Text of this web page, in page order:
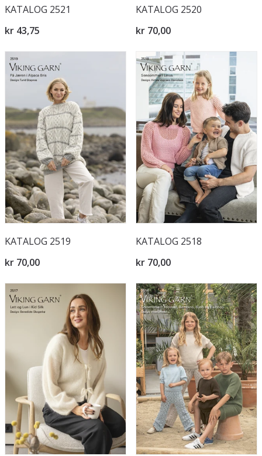
KATALOG 2521
kr 43,75
KATALOG 2520
kr 70,00
KATALOG 2519
kr 70,00
KATALOG 2518
kr 70,00